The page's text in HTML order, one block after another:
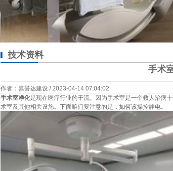
技术资料
手术
作者：嘉誉达建设 / 2023-04-14 07:04:02
手术室净化是现在医疗行业的干流。因为手术室是一个救人治病
术室及其他相关设施。下面咱们要注意的是，如何该操控静电。